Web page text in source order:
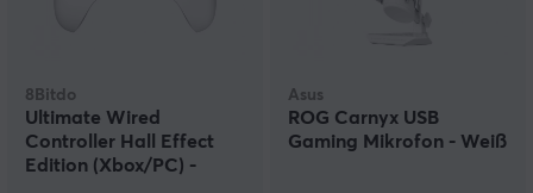
8Bitdo
Ultimate Wired
Controller Hall Effect
Edition (Xbox/PC) -
Asus
ROG Carnyx USB
Gaming Mikrofon - Weiß